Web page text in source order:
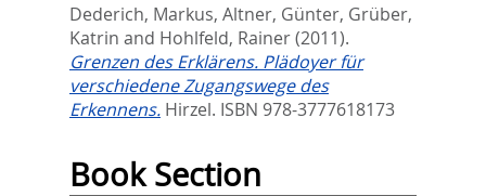
Dederich, Markus, Altner, Günter, Grüber,
Katrin and Hohlfeld, Rainer(2011).
Grenzen des Erklärens. Plädoyer für
verschiedene Zugangswege des
Erkennens. Hirzel. ISBN 978-3777618173
Book Section